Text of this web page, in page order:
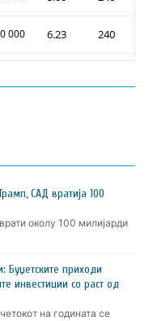
САД вратија 100
околу 100 милијарди
Буџетските приходи
инвестиции со раст од
на годината се